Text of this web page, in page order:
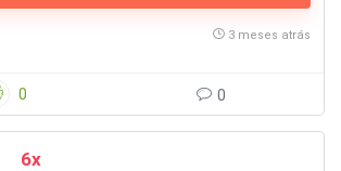
3 meses atrás
0 0
6x